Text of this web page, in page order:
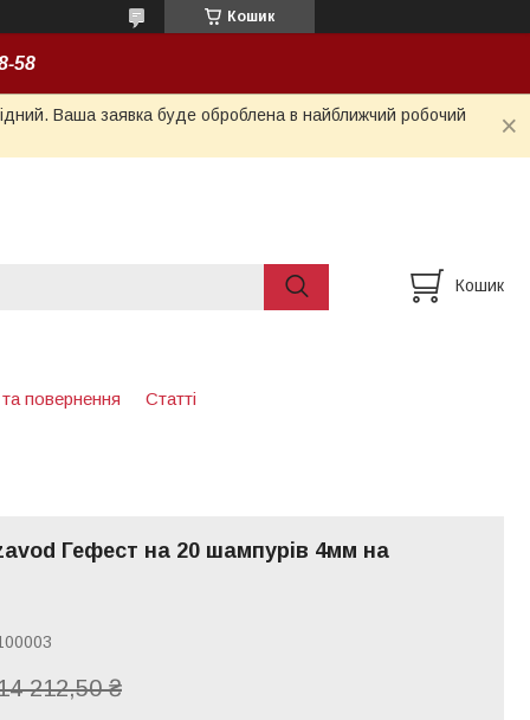
Кошик
58
Ваша заявка буде оброблена в найближчий робочий
Кошик
повернення Статті
Гефест на 20 шампурів 4мм на
212,50 ₴